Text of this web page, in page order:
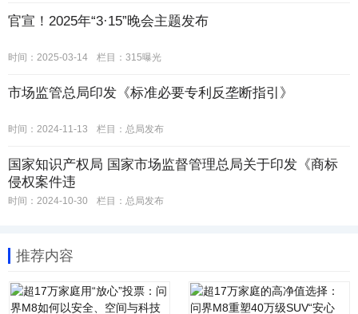
官宣！2025年“3·15”晚会主题发布
时间：2025-03-14 栏目： 315曝光
市场监管总局印发《标准必要专利反垄断指引》
时间：2024-11-13 栏目： 总局发布
国家知识产权局 国家市场监督管理总局关于印发《商标
侵权案件违
时间：2024-10-30 栏目： 总局发布
推荐内容